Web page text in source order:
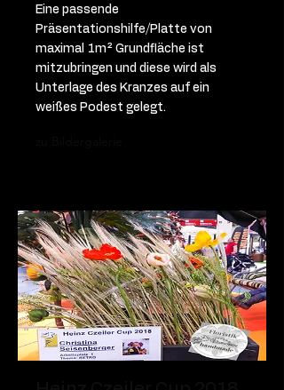
Eine passende
Präsentationshilfe/Platte von
maximal 1m² Grundfläche ist
mitzubringen und diese wird als
Unterlage des Kranzes auf ein
weißes Podest gelegt.